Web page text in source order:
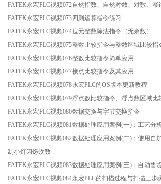
FATEK永宏PLC视频072自然指数、自然对数、对数、幂
FATEK永宏PLC视频073四则运算指令练习
FATEK永宏PLC视频074位元整数除法指令（无余数）
FATEK永宏PLC视频075整数比较指令与整数区域比较指
FATEK永宏PLC视频076整数比较指令简单应用
FATEK永宏PLC视频077接点比较指令及其应用
FATEK永宏PLC视频078永宏PLC的OS版本更新教程
FATEK永宏PLC视频079浮点数比较指令、浮点数区域比
FATEK永宏PLC视频080数据交换与字节交换指令
FATEK永宏PLC视频081数据处理应用案例(一)：工艺分
FATEK永宏PLC视频082数据处理应用案例(二)：使用自
制小灯闪烁次数
FATEK永宏PLC视频083数据处理应用案例(三)：自动售
FATEK永宏PLC视频084永宏PLC的扫描过程与扫描三步